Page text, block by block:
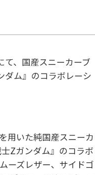
て、国産スニーカーブ
ダム』のコラボレーシ
用いた純国産スニーカ
Zガンダム』のコラボ
ーズレザー、サイドゴ